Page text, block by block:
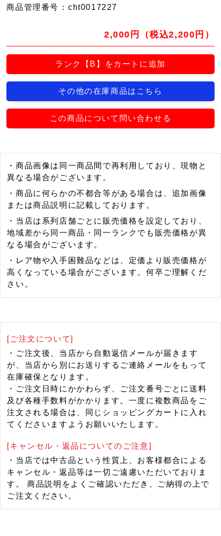
商品管理番号 ：cht0017227
2,000円（税込2,200円）
ランク【B】をカートに追加
その他の在庫商品はこちら
この商品について問い合わせる
・商品画像は同一商品間で再利用しており、現物と
異なる場合がございます。
・商品に何らかの不都合等がある場合は、追加画像
または商品説明に記載しております。
・当店は系列店舗ごとに販売価格を設定しており、
地域差から同一商品・同一ランクでも販売価格が異
なる場合がございます。
・レア物や入手困難品などは、定価より販売価格が
高くなっている場合がございます。何卒ご理解くだ
さい。
[ご注文について]
・ご注文後、当店から自動返信メールが届きます
が、当店から別にお送りするご連絡メールをもって
在庫確保となります。
・ご注文日時にかかわらず、ご注文番号ごとに送料
及び各種手数料がかかります。一度に複数商品をご
注文される場合は、同じショッピングカートに入れ
てくださいますようお願いいたします。
[キャンセル・返品についてのご注意]
・当店では中古品という性質上、お客様都合による
キャンセル・返品等は一切ご遠慮いただいておりま
す。 商品説明をよくご確認いただき、ご納得の上で
ご注文ください。